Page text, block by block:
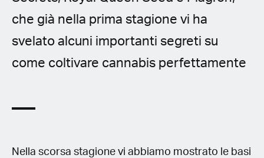
che già nella prima stagione vi ha
svelato alcuni importanti segreti su
come coltivare cannabis perfettamente
Nella scorsa stagione vi abbiamo mostrato le basi